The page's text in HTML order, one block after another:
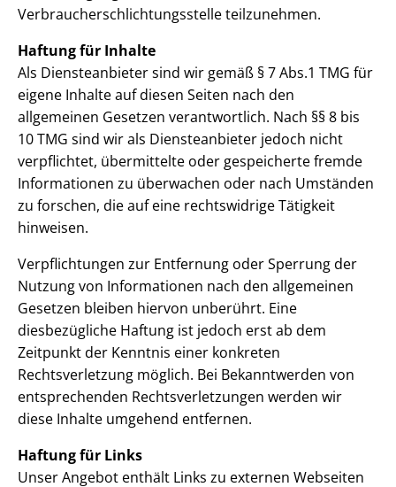
Verbraucherschlichtungsstelle teilzunehmen.
Haftung für Inhalte
Als Diensteanbieter sind wir gemäß § 7 Abs.1 TMG für
eigene Inhalte auf diesen Seiten nach den
allgemeinen Gesetzen verantwortlich. Nach §§ 8 bis
10 TMG sind wir als Diensteanbieter jedoch nicht
verpflichtet, übermittelte oder gespeicherte fremde
Informationen zu überwachen oder nach Umständen
zu forschen, die auf eine rechtswidrige Tätigkeit
hinweisen.
Verpflichtungen zur Entfernung oder Sperrung der
Nutzung von Informationen nach den allgemeinen
Gesetzen bleiben hiervon unberührt. Eine
diesbezügliche Haftung ist jedoch erst ab dem
Zeitpunkt der Kenntnis einer konkreten
Rechtsverletzung möglich. Bei Bekanntwerden von
entsprechenden Rechtsverletzungen werden wir
diese Inhalte umgehend entfernen.
Haftung für Links
Unser Angebot enthält Links zu externen Webseiten